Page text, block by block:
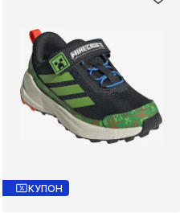
КУПОН